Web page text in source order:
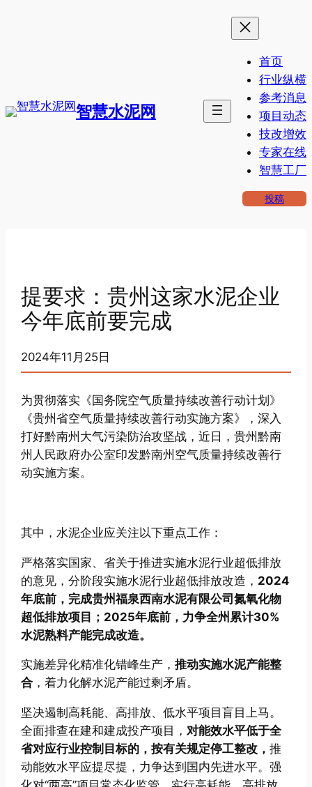
智慧水泥网
首页
行业纵横
参考消息
项目动态
技改增效
专家在线
智慧工厂
投稿
提要求：贵州这家水泥企业
今年底前要完成
2024年11月25日
为贯彻落实《国务院空气质量持续改善行动计划》
《贵州省空气质量持续改善行动实施方案》，深入
打好黔南州大气污染防治攻坚战，近日，贵州黔南
州人民政府办公室印发黔南州空气质量持续改善行
动实施方案。
其中，水泥企业应关注以下重点工作：
严格落实国家、省关于推进实施水泥行业超低排放
的意见，分阶段实施水泥行业超低排放改造， 2024
年底前，完成贵州福泉西南水泥有限公司氮氧化物
超低排放项目；2025年底前，力争全州累计30%
水泥熟料产能完成改造。
实施差异化精准化错峰生产，推动实施水泥产能整
合 ，着力化解水泥产能过剩矛盾。
坚决遏制高耗能、高排放、低水平项目盲目上马。
全面排查在建和建成投产项目，对能效水平低于全
省对应行业控制目标的，按有关规定停工整改，推
动能效水平应提尽提，力争达到国内先进水平。强